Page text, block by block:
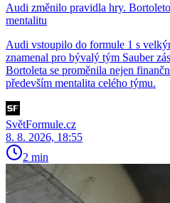
Audi změnilo pravidla hry.
mentalitu
Audi vstoupilo do formule 1 s
znamenal pro bývalý tým Sauber
Bortoleta se proměnila nejen
především mentalita celého týmu.
SvětFormule.cz
8. 8. 2026, 18:55
2 min